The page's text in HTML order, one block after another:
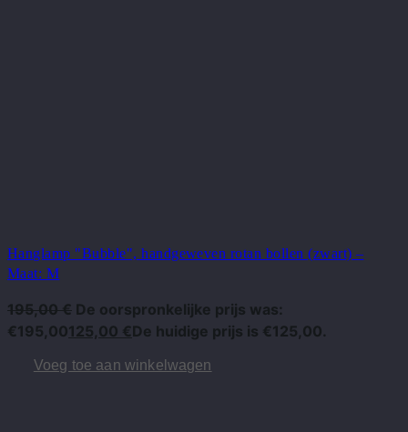
Hanglamp "Bubble", handgeweven rotan bollen (zwart) –
Maat: M
195,00€ De oorspronkelijke prijs was:
€195,00125,00 €De huidige prijs is €125,00.
Voeg toe aan winkelwagen